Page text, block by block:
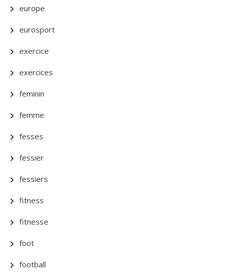
europe
eurosport
exercice
exercices
feminin
femme
fesses
fessier
fessiers
fitness
fitnesse
foot
football